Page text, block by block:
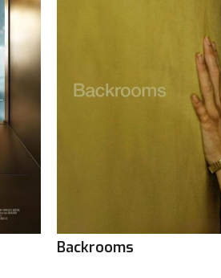
Backrooms